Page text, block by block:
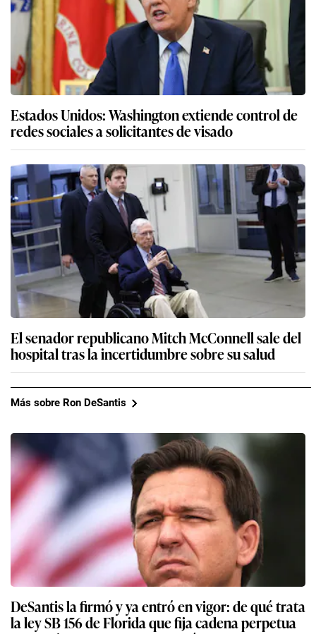
Estados Unidos: Washington extiende control de
redes sociales a solicitantes de visado
El senador republicano Mitch McConnell sale del
hospital tras la incertidumbre sobre su salud
Más sobre Ron DeSantis
DeSantis la firmó y ya entró en vigor: de qué trata
la ley SB 156 de Florida que fija cadena perpetua